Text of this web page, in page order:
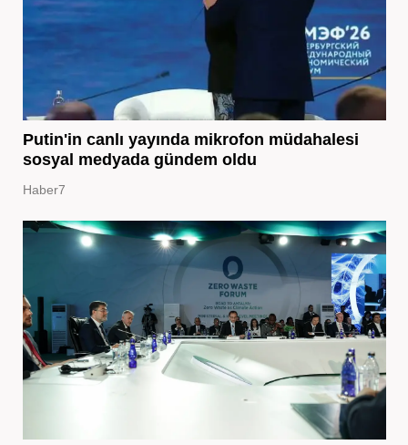
Putin'in canlı yayında mikrofon müdahalesi
sosyal medyada gündem oldu
Haber7